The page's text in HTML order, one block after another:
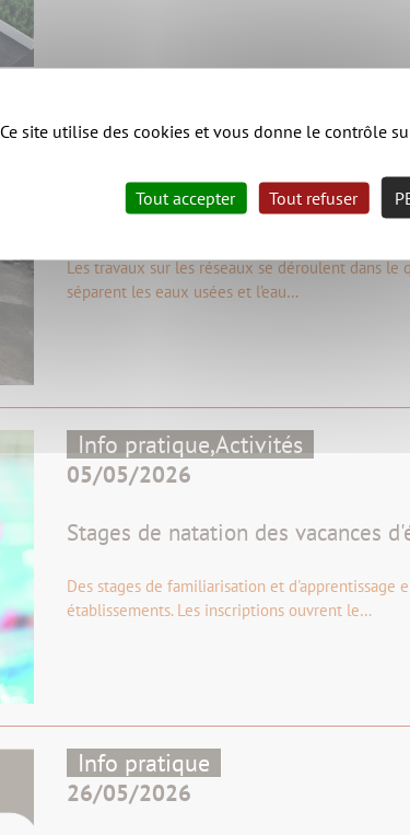
Cycle de l’eau
Travaux sur les canalisations au
Les travaux sur les réseaux se déroulent dans
séparent les eaux usées et l’eau…
Info pratique,Activités
05/05/2026
Stages de natation des vacances
Des stages de familiarisation et d'apprentissage
établissements. Les inscriptions ouvrent le…
Info pratique
26/05/2026
Ce site utilise des cookies et vous donne le contrôle
Tout accepter Tout refuser